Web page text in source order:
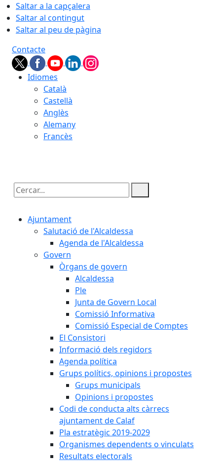
Saltar a la capçalera
Saltar al contingut
Saltar al peu de pàgina
Contacte
Idiomes
Català
Castellà
Anglès
Alemany
Francès
Cercar:
Ajuntament
Salutació de l'Alcaldessa
Agenda de l'Alcaldessa
Govern
Òrgans de govern
Alcaldessa
Ple
Junta de Govern Local
Comissió Informativa
Comissió Especial de Comptes
El Consistori
Informació dels regidors
Agenda política
Grups polítics, opinions i propostes
Grups municipals
Opinions i propostes
Codi de conducta alts càrrecs
ajuntament de Calaf
Pla estratègic 2019-2029
Organismes dependents o vinculats
Resultats electorals